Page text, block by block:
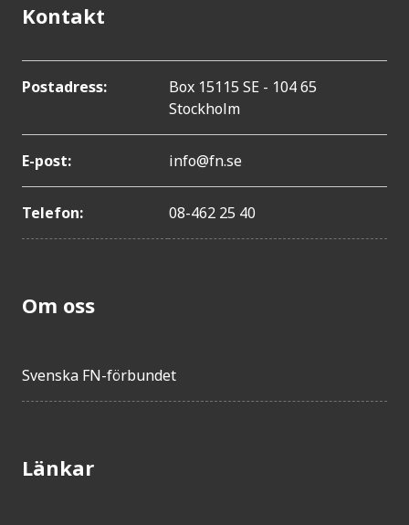
Kontakt
Postadress:
Box 15115 SE - 104 65
Stockholm
E-post: info@fn.se
Telefon: 08-462 25 40
Om oss
Svenska FN-förbundet
Länkar